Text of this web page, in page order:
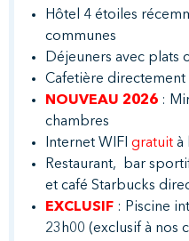
Hôtel 4 étoiles
communes
Déjeuners avec plats
Cafetière
NOUVEAU 2026 :
chambres
Internet WIFI gratuit à
Restaurant, bar
et café Starbucks
EXCLUSIF : Piscine
23h00 (exclusif à nos